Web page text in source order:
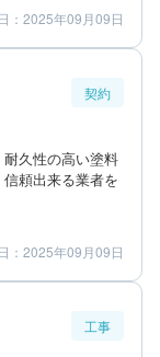
5
：2025年09月09日
契約
久性の高い塗料
頼出来る業者を
5
：2025年09月09日
工事